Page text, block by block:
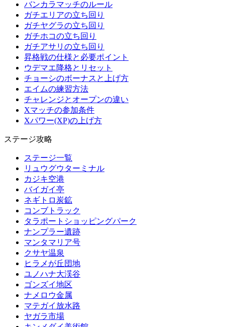
バンカラマッチのルール
ガチエリアの立ち回り
ガチヤグラの立ち回り
ガチホコの立ち回り
ガチアサリの立ち回り
昇格戦の仕様と必要ポイント
ウデマエ降格とリセット
チョーシのボーナスと上げ方
エイムの練習方法
チャレンジとオープンの違い
Xマッチの参加条件
Xパワー(XP)の上げ方
ステージ攻略
ステージ一覧
リュウグウターミナル
カジキ空港
バイガイ亭
ネギトロ炭鉱
コンブトラック
タラポートショッピングパーク
ナンプラー遺跡
マンタマリア号
クサヤ温泉
ヒラメが丘団地
ユノハナ大渓谷
ゴンズイ地区
ナメロウ金属
マテガイ放水路
ヤガラ市場